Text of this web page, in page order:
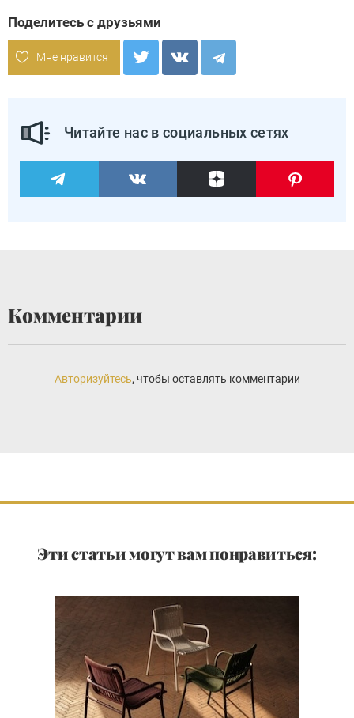
Поделитесь с друзьями
Мне нравится
Читайте нас в социальных сетях
Комментарии
Авторизуйтесь, чтобы оставлять комментарии
Эти статьи могут вам понравиться: